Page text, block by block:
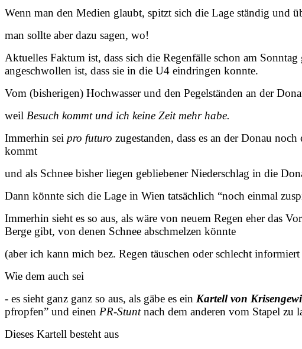
Wenn man den Medien glaubt, spitzt sich die Lage ständig und
man sollte aber dazu sagen, wo!
Aktuelles Faktum ist, dass sich die Regenfälle schon am
angeschwollen ist, dass sie in die U4 eindringen konnte.
Vom (bisherigen) Hochwasser und den Pegelständen an der
weil Besuch kommt und ich keine Zeit mehr habe.
Immerhin sei pro futuro zugestanden, dass es an der Donau
kommt
und als Schnee bisher liegen gebliebener Niederschlag in die
Dann könnte sich die Lage in Wien tatsächlich “noch einmal
Immerhin sieht es so aus, als wäre von neuem Regen eher das
Berge gibt, von denen Schnee abschmelzen könnte
(aber ich kann mich bez. Regen täuschen oder schlecht
Wie dem auch sei
- es sieht ganz ganz so aus, als gäbe es ein Kartell von
pfropfen” und einen PR-Stuntnach dem anderen vom Stapel zu
Dieses Kartell besteht aus